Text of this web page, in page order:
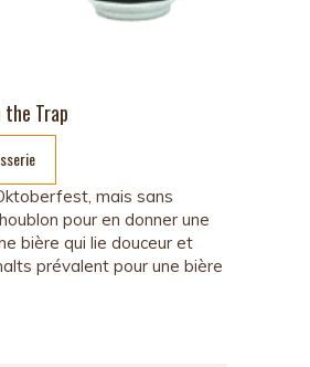
the Trap
mais sans
pour en donner une
bière qui lie douceur et
prévalent pour une bière